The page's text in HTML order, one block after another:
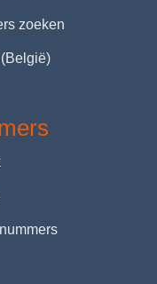
zoeken
(België)